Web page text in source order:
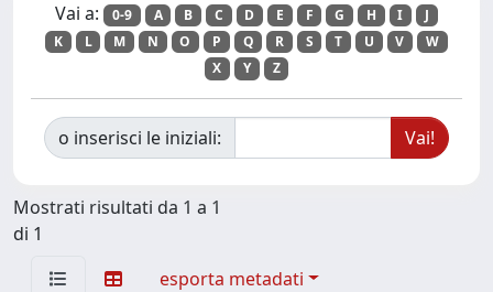
Vai a: 0-9 A B C D E F G H I
J
K
L M N O P Q R S T U V
W
X
Y Z
o inserisci le iniziali:
Mostrati risultati da 1 a 1
di 1
esporta metadati